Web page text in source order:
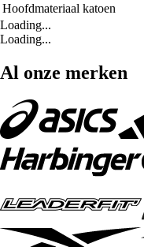
Hoofdmateriaal katoen
Loading...
Loading...
Al onze merken